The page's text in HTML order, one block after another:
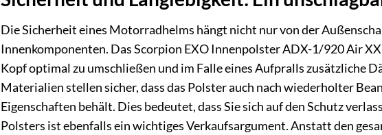
Die Sicherheit eines Motorradhelms hängt nicht nur von der
Innenkomponenten. Das Scorpion EXO Innenpolster ADX-1/920 Air
Kopf optimal zu umschließen und im Falle eines Aufpralls zusätzliche
Materialien stellen sicher, dass das Polster auch nach wiederholter
Eigenschaften behält. Dies bedeutet, dass Sie sich auf den Schutz
Polsters ist ebenfalls ein wichtiges Verkaufsargument. Anstatt den